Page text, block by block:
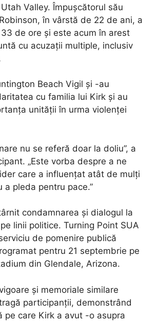
Valley. Împușcătorul său
în vârstă de 22 de ani, a
de ore și este acum în arest
cu acuzații multiple, inclusiv
Beach Vigil și -au
cu familia lui Kirk și au
unității în urma violenței
nu se referă doar la doliu”, a
„Este vorba despre a ne
care a influențat atât de mulți
a pleda pentru pace.”
condamnarea și dialogul la
linii politice. Turning Point SUA
de pomenire publică
pentru 21 septembrie pe
din Glendale, Arizona.
și memoriale similare
participanții, demonstrând
pe care Kirk a avut -o asupra